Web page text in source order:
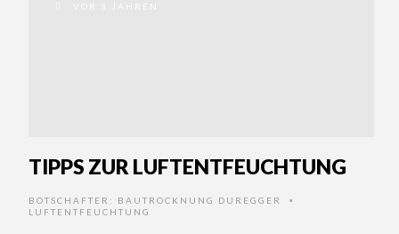
VOR 3 JAHREN
TIPPS ZUR LUFTENTFEUCHTUNG
BOTSCHAFTER: BAUTROCKNUNG DUREGGER •
LUFTENTFEUCHTUNG